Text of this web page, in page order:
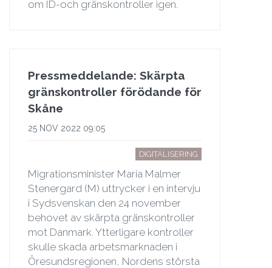
om ID-och gränskontroller igen.
Pressmeddelande: Skärpta
gränskontroller förödande för
Skåne
25 NOV 2022 09:05
DIGITALISERING
Migrationsminister Maria Malmer
Stenergard (M) uttrycker i en intervju
i Sydsvenskan den 24 november
behovet av skärpta gränskontroller
mot Danmark. Ytterligare kontroller
skulle skada arbetsmarknaden i
Öresundsregionen, Nordens största